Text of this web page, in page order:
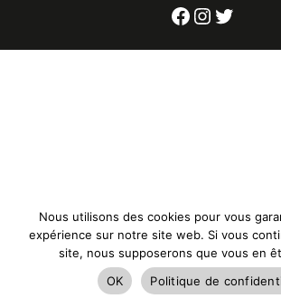
Facebook
Instagram
Twitter
Nous utilisons des cookies pour vous
expérience sur notre site web. Si vous
site, nous supposerons que vous en
OK
Politique de